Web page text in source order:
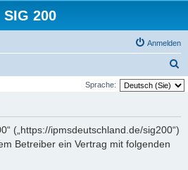
SIG 200
Anmelden
u
Sprache:
(„https://ipmsdeutschland.de/sig200“)
Betreiber ein Vertrag mit folgenden